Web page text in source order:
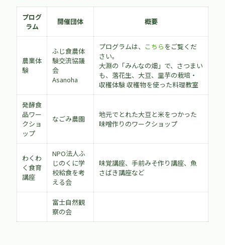
プログ
ラム
開催団体 概要
農業体
験
ふじ食農体
験交流協議
会
Asanoha
プログラムは、 こちら をご覧くだ
さい。
大淵の「みんなの畑」で、さつまい
も、落花生、大豆、里芋の栽培・
収穫体験 収穫物を使った料理教室
発酵食
品ワー
クショ
ップ
なごみ農園
地元でとれた大豆と米をつかった
味噌作りのワークショップ
わくわ
く食育
講座
NPO法人ふ
じのくに学
校給食を考
える会
味覚講座、手前みそ作り講座、魚
さばき講座など
富士自然観
察の会